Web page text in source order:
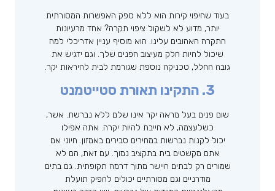
בעוד שחיפוי קירות הוא ללא ספק האפשרות המסורתית
יותר, מדוע לא לשקול ציפוי תקרה? אחד מרעיונות
התקרה האהובים עלינו. הוא מוסיף עניין אדריכלי למה
שיכול להיות חלק מעיצוב הפנים שלך. וגם ידגיש את
גובה החלל, טכניקה נוספת שגורמת לבית להיראות יקר.
3. התקינו תאורת סטייטמנט
שום פנים בעל מראה יקר אינו שלם ללא נברשת. אשר,
כשלעצמה, לא חייבת להיות יקרה. אתה אפילו
יכול לקנות נברשות במחירים סבירים באמזון. חיוני אם
אתם מקשטים בית בתקציב נמוך. עם זאת, הם לא
שמורים רק לבתים היישר מתוך דרמה תקופתית. גם בתים
מודרניים וגם מסורתיים יכולים להפיק תועלת